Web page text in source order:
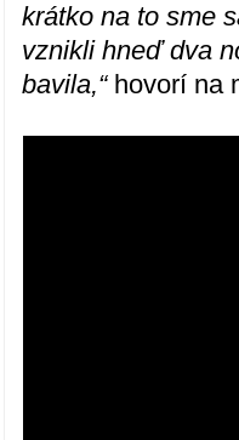
krátko na to sme
vznikli hneď dva
bavila,“ hovorí na